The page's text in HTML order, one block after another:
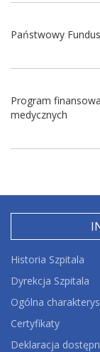
Państwowy
Program
medycznych
Historia Szpitala
Dyrekcja Szpitala
Ogólna
Certyfikaty
Deklaracja